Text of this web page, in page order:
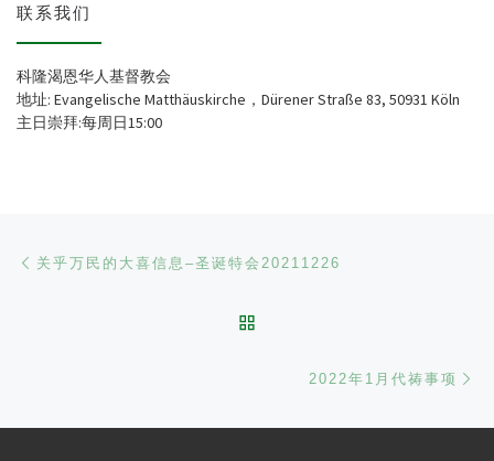
联系我们
科隆渴恩华人基督教会
地址: Evangelische Matthäuskirche，Dürener Straße 83, 50931 Köln
主日崇拜:每周日15:00
关乎万民的大喜信息–圣诞特会20211226
2022年1月代祷事项